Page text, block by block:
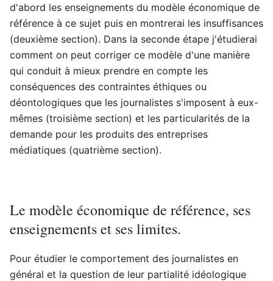
d'abord les enseignements du modèle économique de
référence à ce sujet puis en montrerai les insuffisances
(deuxième section). Dans la seconde étape j'étudierai
comment on peut corriger ce modèle d'une manière
qui conduit à mieux prendre en compte les
conséquences des contraintes éthiques ou
déontologiques que les journalistes s'imposent à eux-
mêmes (troisième section) et les particularités de la
demande pour les produits des entreprises
médiatiques (quatrième section).
Le modèle économique de référence, ses
enseignements et ses limites.
Pour étudier le comportement des journalistes en
général et la question de leur partialité idéologique